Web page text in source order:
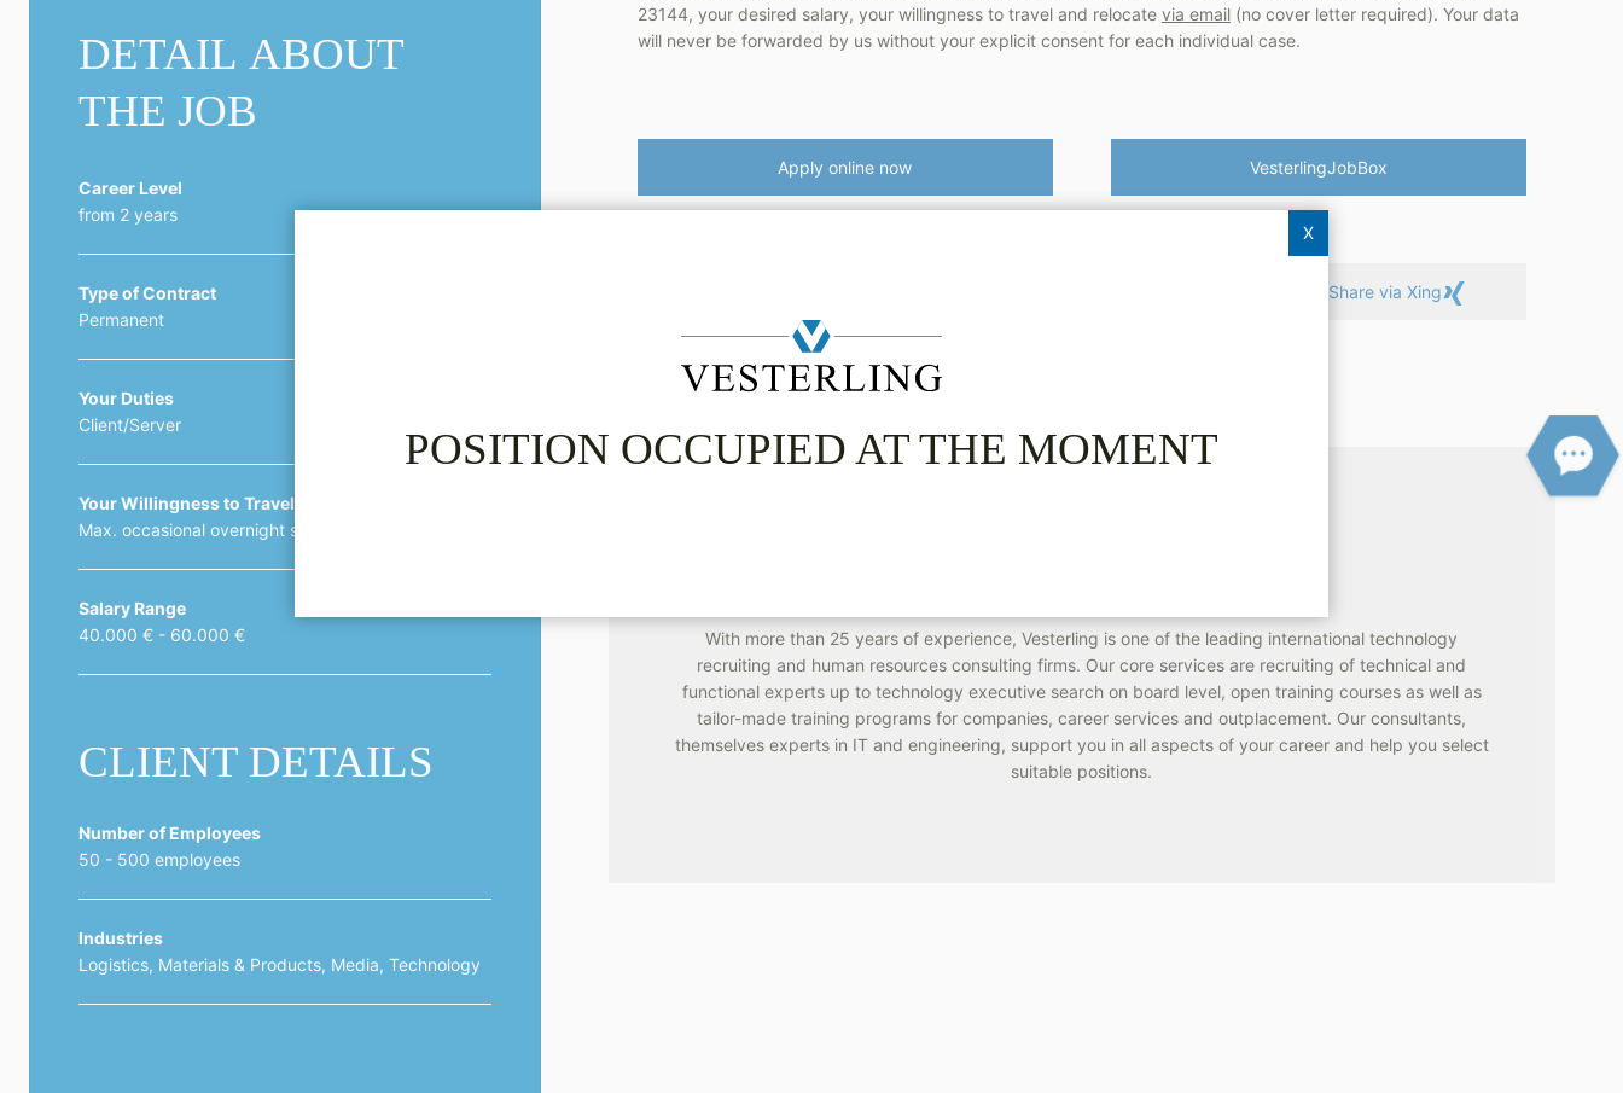
POSITION OCCUPIED AT THE MOMENT
X
DETAIL ABOUT
THE JOB
Career Level
from 2 years
Type of Contract
Permanent
Your Duties
Client/Server
Your Willingness to Travel
Max. occasional overnight stay
Salary Range
40.000 € - 60.000 €
CLIENT DETAILS
Number of Employees
50 - 500 employees
Industries
Logistics, Materials & Products, Media, Technology
23144, your desired salary, your willingness to travel and relocate via email (no cover letter required). Your data
will never be forwarded by us without your explicit consent for each individual case.
Apply online now Vesterling­JobBox
Share via Xing
With more than 25 years of experience, Vesterling is one of the leading international technology
recruiting and human resources consulting firms. Our core services are recruiting of technical and
functional experts up to technology executive search on board level, open training courses as well as
tailor-made training programs for companies, career services and outplacement. Our consultants,
themselves experts in IT and engineering, support you in all aspects of your career and help you select
suitable positions.